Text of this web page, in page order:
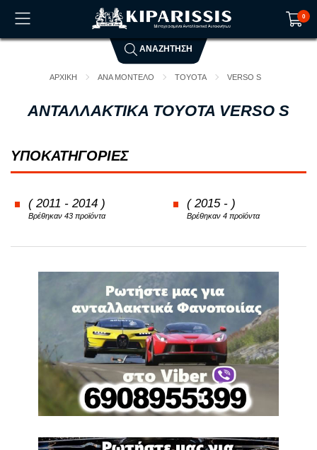
0
Το καλάθι αγορών είναι άδειο!
ΑΝΑΖΗΤΗΣΗ
ΑΡΧΙΚΗ ΑΝΑ ΜΟΝΤΕΛΟ TOYOTA VERSO S
ΑΝΤΑΛΛΑΚΤΙΚΑ TOYOTA VERSO S
ΥΠΟΚΑΤΗΓΟΡΙΕΣ
( 2011 - 2014 )
Βρέθηκαν 43 προϊόντα
( 2015 - )
Βρέθηκαν 4 προϊόντα